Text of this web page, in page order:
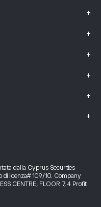
+
+
+
+
+
+
dalla Cyprus Securities
di licenza# 109/10. Company
CENTRE, FLOOR 7, 4 Profiti